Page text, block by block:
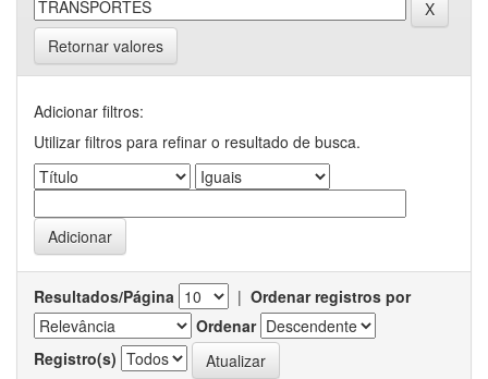
Retornar valores
Adicionar filtros:
Utilizar filtros para refinar o resultado de busca.
Resultados/Página | Ordenar registros por
Ordenar
Registro(s)